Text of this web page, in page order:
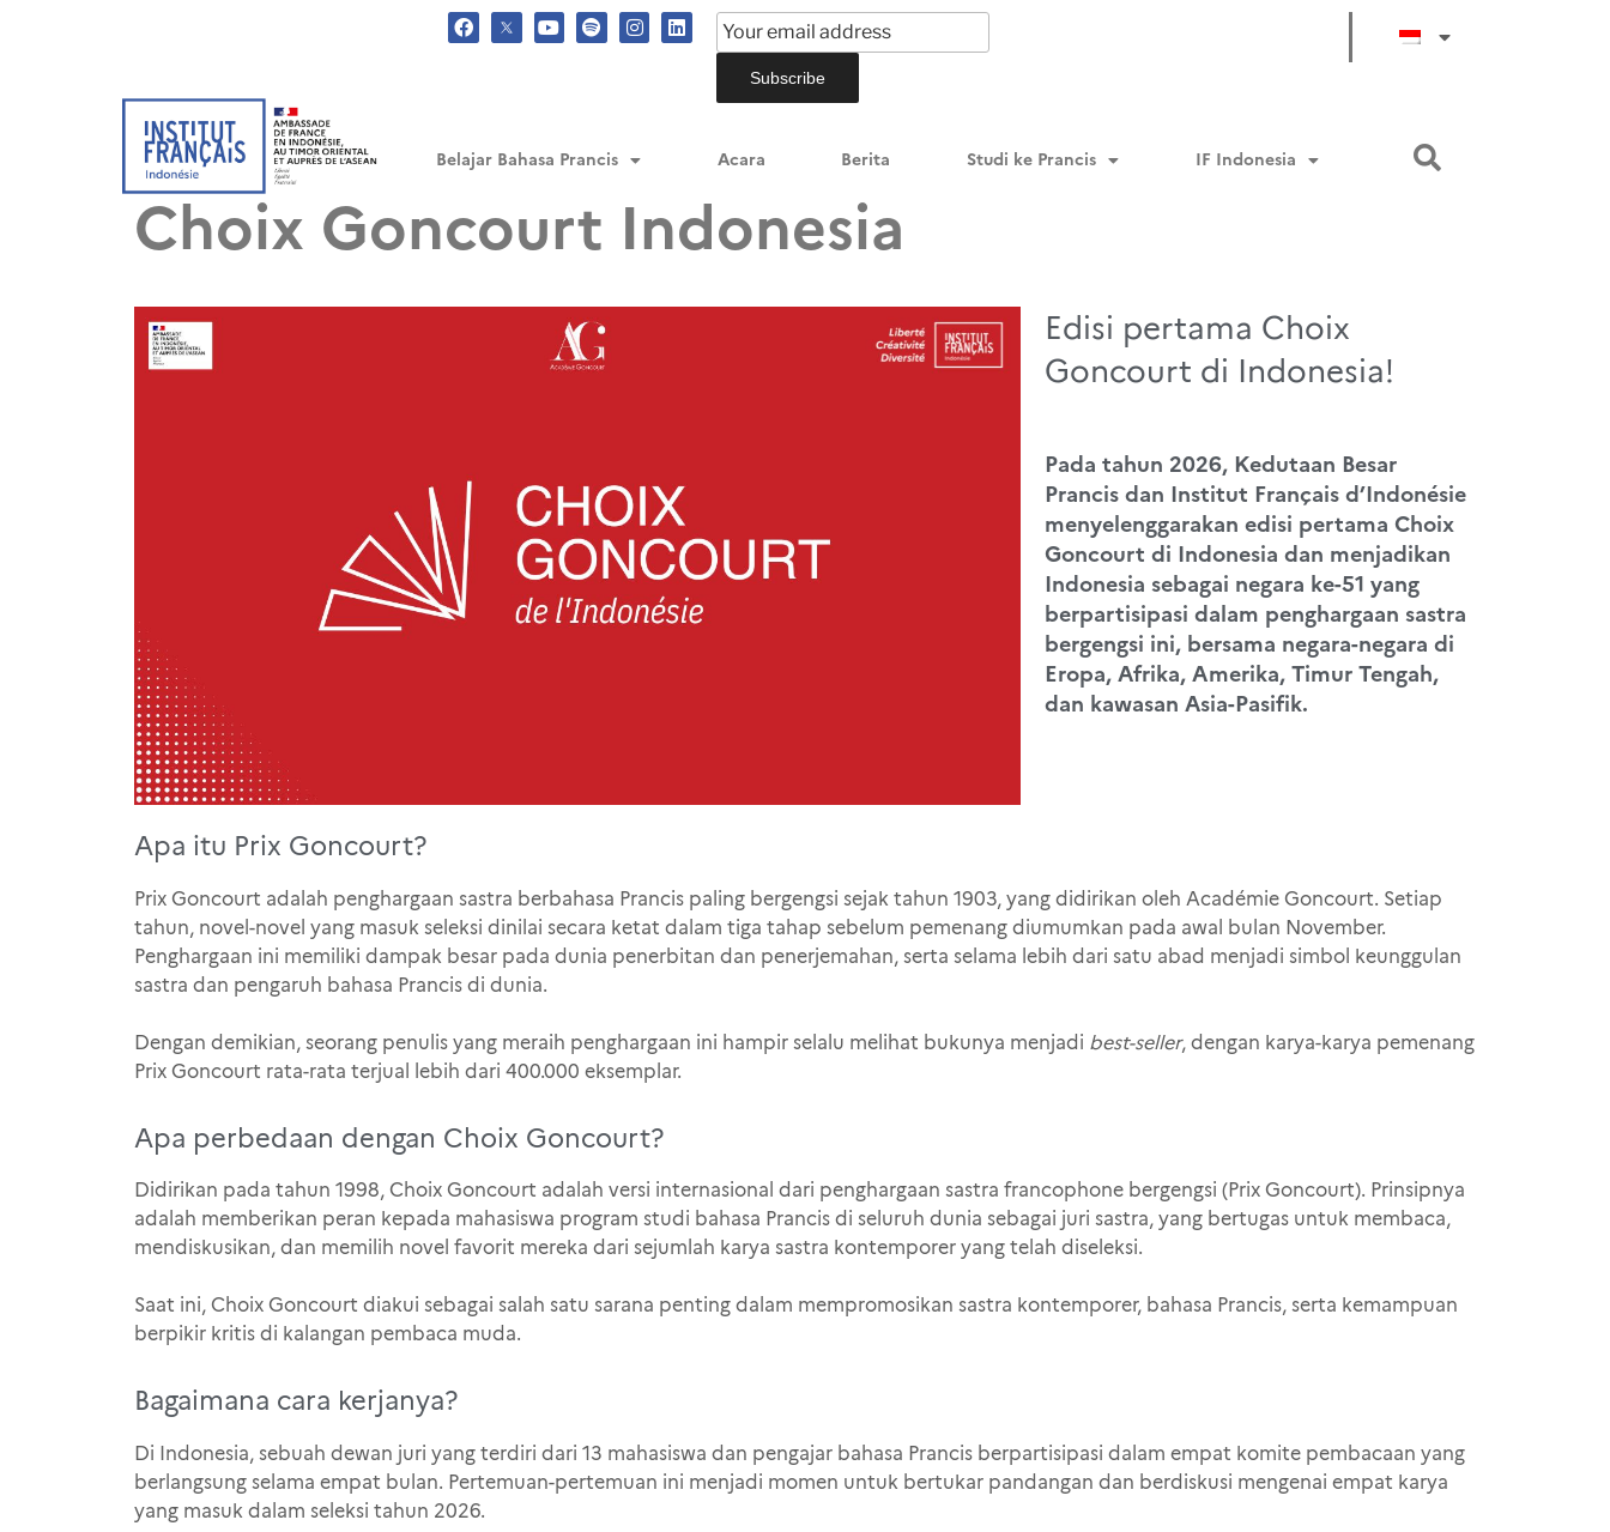
Belajar Bahasa Prancis Acara Berita Studi ke Prancis IF Indonesia
Choix Goncourt Indonesia
Edisi pertama Choix
Goncourt di Indonesia!
Pada tahun 2026, Kedutaan Besar
Prancis dan Institut Français d’Indonésie
menyelenggarakan edisi pertama Choix
Goncourt di Indonesia dan menjadikan
Indonesia sebagai negara ke-51 yang
berpartisipasi dalam penghargaan sastra
bergengsi ini, bersama negara-negara di
Eropa, Afrika, Amerika, Timur Tengah,
dan kawasan Asia-Pasifik.
Apa itu Prix Goncourt?
Prix Goncourt adalah penghargaan sastra berbahasa Prancis paling bergengsi sejak tahun 1903, yang didirikan oleh Académie Goncourt. Setiap
tahun, novel-novel yang masuk seleksi dinilai secara ketat dalam tiga tahap sebelum pemenang diumumkan pada awal bulan November.
Penghargaan ini memiliki dampak besar pada dunia penerbitan dan penerjemahan, serta selama lebih dari satu abad menjadi simbol keunggulan
sastra dan pengaruh bahasa Prancis di dunia.
Dengan demikian, seorang penulis yang meraih penghargaan ini hampir selalu melihat bukunya menjadi best-seller, dengan karya-karya pemenang
Prix Goncourt rata-rata terjual lebih dari 400.000 eksemplar.
Apa perbedaan dengan Choix Goncourt?
Didirikan pada tahun 1998, Choix Goncourt adalah versi internasional dari penghargaan sastra francophone bergengsi (Prix Goncourt). Prinsipnya
adalah memberikan peran kepada mahasiswa program studi bahasa Prancis di seluruh dunia sebagai juri sastra, yang bertugas untuk membaca,
mendiskusikan, dan memilih novel favorit mereka dari sejumlah karya sastra kontemporer yang telah diseleksi.
Saat ini, Choix Goncourt diakui sebagai salah satu sarana penting dalam mempromosikan sastra kontemporer, bahasa Prancis, serta kemampuan
berpikir kritis di kalangan pembaca muda.
Bagaimana cara kerjanya?
Di Indonesia, sebuah dewan juri yang terdiri dari 13 mahasiswa dan pengajar bahasa Prancis berpartisipasi dalam empat komite pembacaan yang
berlangsung selama empat bulan. Pertemuan-pertemuan ini menjadi momen untuk bertukar pandangan dan berdiskusi mengenai empat karya
yang masuk dalam seleksi tahun 2026.